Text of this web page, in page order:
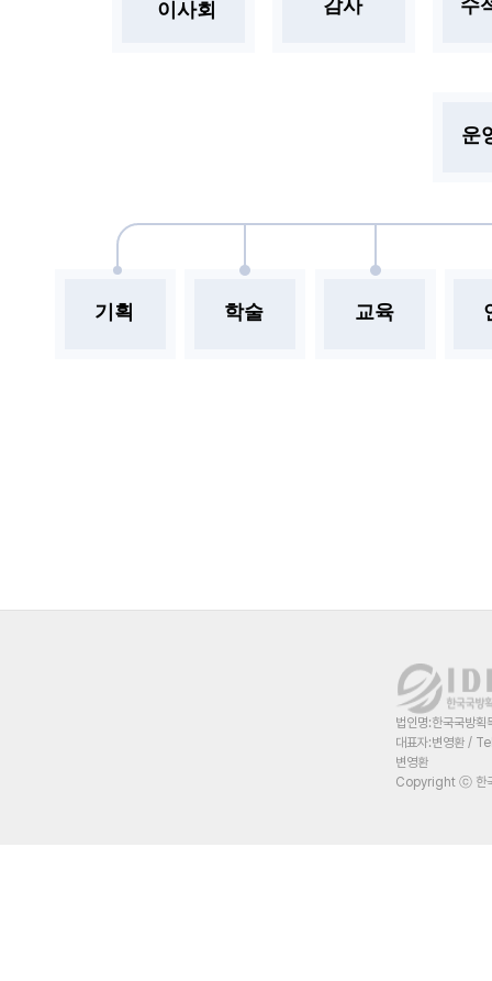
법인명:한국국방
대표자:변영환 /
변영환
Copyright ⓒ 한
운
이사회 감사 수
기획 학술 교육